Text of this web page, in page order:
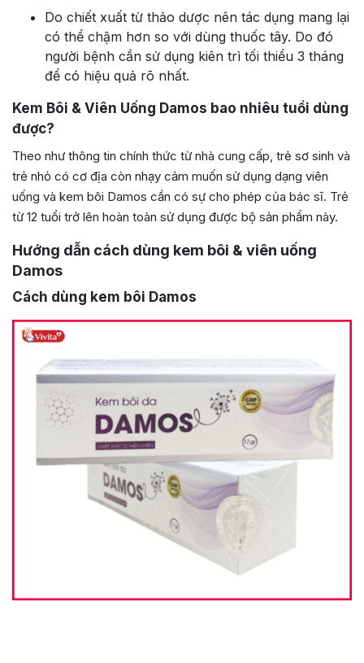
Do chiết xuất từ thảo dược nên tác dụng mang lại
có thể chậm hơn so với dùng thuốc tây. Do đó
người bệnh cần sử dụng kiên trì tối thiểu 3 tháng
để có hiệu quả rõ nhất.
Kem Bôi & Viên Uống Damos bao nhiêu tuổi dùng
được?
Theo như thông tin chính thức từ nhà cung cấp, trẻ sơ sinh và
trẻ nhỏ có cơ địa còn nhạy cảm muốn sử dụng dạng viên
uống và kem bôi Damos cần có sự cho phép của bác sĩ. Trẻ
từ 12 tuổi trở lên hoàn toàn sử dụng được bộ sản phẩm này.
Hướng dẫn cách dùng kem bôi & viên uống
Damos
Cách dùng kem bôi Damos